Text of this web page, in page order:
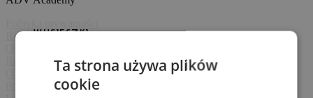
WYCIECZKI
INNE
Regulamin szkoleń
Regulamin sklepu
OWU wycieczek motocyklowych
Polityka zwrotów
Ta strona używa plików
cookie